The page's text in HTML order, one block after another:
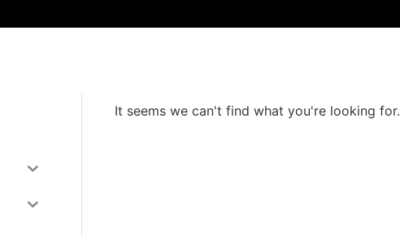
It seems we can't find what you're looking for.